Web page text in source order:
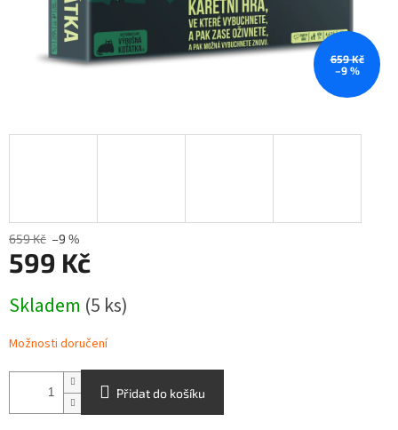
659 Kč
–9 %
659 Kč –9 %
599 Kč
cena:
Skladem (5 ks)
Možnosti doručení
Přidat do košíku